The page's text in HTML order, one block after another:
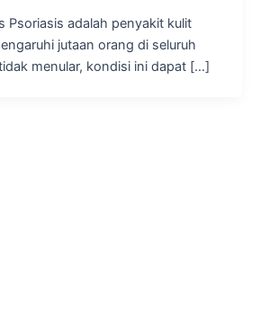
Psoriasis adalah penyakit kulit
jutaan orang di seluruh
menular, kondisi ini dapat […]